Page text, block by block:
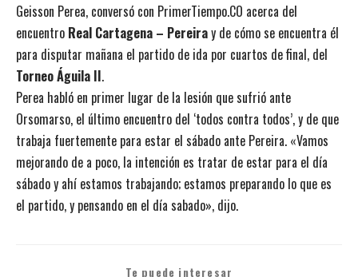
Geisson Perea, conversó con PrimerTiempo.CO acerca del
encuentro Real Cartagena – Pereiray de cómo se encuentra él
para disputar mañana el partido de ida por cuartos de final, del
Torneo Águila II.
Perea habló en primer lugar de la lesión que sufrió ante
Orsomarso, el último encuentro del ‘todos contra todos’, y de que
trabaja fuertemente para estar el sábado ante Pereira. «Vamos
mejorando de a poco, la intención es tratar de estar para el día
sábado y ahí estamos trabajando; estamos preparando lo que es
el partido, y pensando en el día sabado», dijo.
Te puede interesar